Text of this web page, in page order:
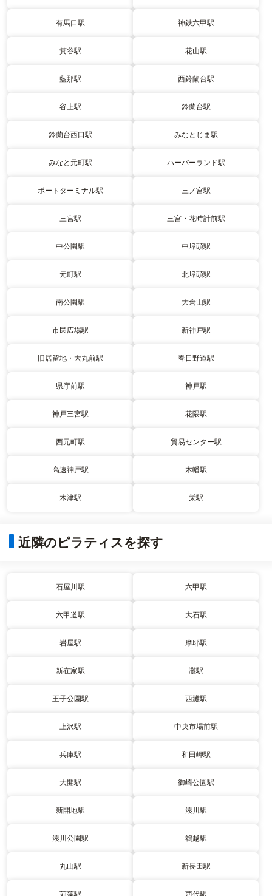
有馬口駅 神鉄六甲駅
箕谷駅 花山駅
藍那駅 西鈴蘭台駅
谷上駅 鈴蘭台駅
鈴蘭台西口駅 みなとじま駅
みなと元町駅 ハーバーランド駅
ポートターミナル駅 三ノ宮駅
三宮駅 三宮・花時計前駅
中公園駅 中埠頭駅
元町駅 北埠頭駅
南公園駅 大倉山駅
市民広場駅 新神戸駅
旧居留地・大丸前駅 春日野道駅
県庁前駅 神戸駅
神戸三宮駅 花隈駅
西元町駅 貿易センター駅
高速神戸駅 木幡駅
木津駅 栄駅
近隣のピラティスを探す
石屋川駅 六甲駅
六甲道駅 大石駅
岩屋駅 摩耶駅
新在家駅 灘駅
王子公園駅 西灘駅
上沢駅 中央市場前駅
兵庫駅 和田岬駅
大開駅 御崎公園駅
新開地駅 湊川駅
湊川公園駅 鵯越駅
丸山駅 新長田駅
苅藻駅 西代駅